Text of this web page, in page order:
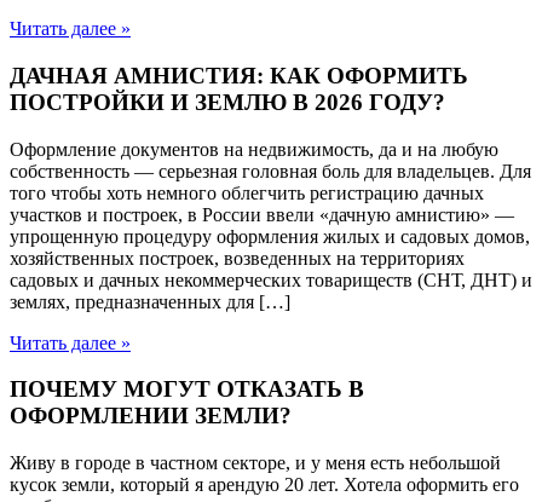
Читать далее »
ДАЧНАЯ АМНИСТИЯ: КАК ОФОРМИТЬ
ПОСТРОЙКИ И ЗЕМЛЮ В 2026 ГОДУ?
Оформление документов на недвижимость, да и на любую
собственность — серьезная головная боль для владельцев. Для
того чтобы хоть немного облегчить регистрацию дачных
участков и построек, в России ввели «дачную амнистию» —
упрощенную процедуру оформления жилых и садовых домов,
хозяйственных построек, возведенных на территориях
садовых и дачных некоммерческих товариществ (СНТ, ДНТ) и
землях, предназначенных для […]
Читать далее »
ПОЧЕМУ МОГУТ ОТКАЗАТЬ В
ОФОРМЛЕНИИ ЗЕМЛИ?
Живу в городе в частном секторе, и у меня есть небольшой
кусок земли, который я арендую 20 лет. Хотела оформить его